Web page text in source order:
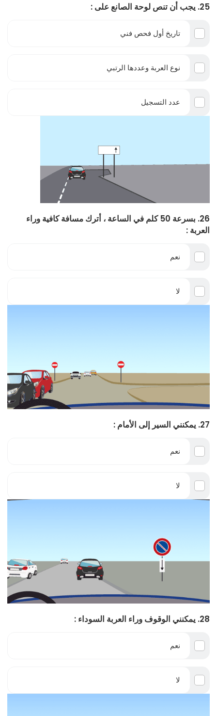
25. يجب أن تنص لوحة الصانع على :
تاريخ أول فحص فني
نوع العربة وعددها الرتبي
عدد التسجيل
26. بسرعة 50 كلم في الساعة ، أترك مسافة كافية وراء
العربة :
نعم
لا
27. يمكنني السير إلى الأمام :
نعم
لا
28. يمكنني الوقوف وراء العربة السوداء :
نعم
لا